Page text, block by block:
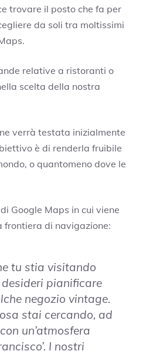
trovare il posto che fa per
da soli tra moltissimi
relative a ristoranti o
scelta della nostra
verrà testata inizialmente
è di renderla fruibile
o quantomeno dove le
Google Maps in cui viene
di navigazione:
tu stia visitando
pianificare
negozio vintage.
stai cercando, ad
un’atmosfera
I nostri